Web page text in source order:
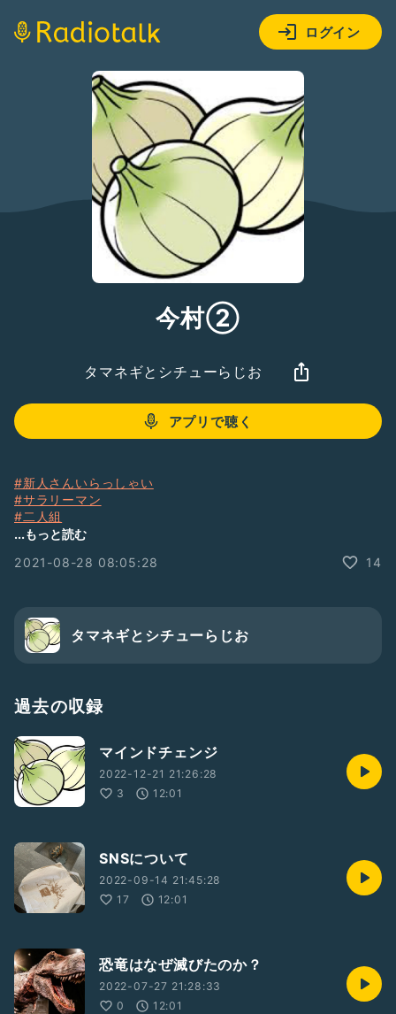
ログイン
今村②
タマネギとシチューらじお
アプリで聴く
#新人さんいらっしゃい
#サラリーマン
#二人組
#疑問ください
#おもろい
...もっと読む
2021-08-28 08:05:28
14
タマネギとシチューらじお
過去の収録
マインドチェンジ
2022-12-21 21:26:28
3
12:01
SNSについて
2022-09-14 21:45:28
17
12:01
恐竜はなぜ滅びたのか？
2022-07-27 21:28:33
0
12:01